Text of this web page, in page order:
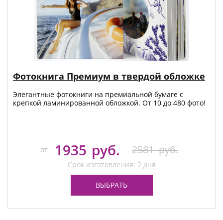
Фотокнига Премиум в твердой обложке
Элегантные фотокниги на премиальной бумаге с
крепкой ламинированной обложкой. От 10 до 480 фото!
от 1935 руб. 2581 руб.
Срок изготовления: 2 дня
ВЫБРАТЬ